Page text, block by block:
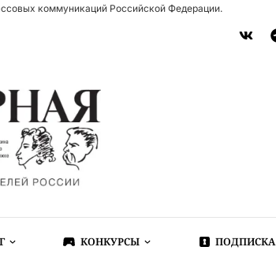
коммуникаций Российской Федерации.
КОНКУРСЫ ПОДПИСКА